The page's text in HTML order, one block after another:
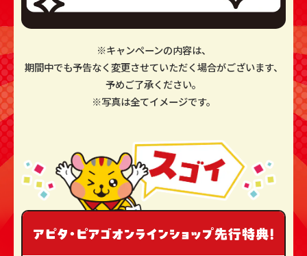
※キャンペーンの内容は、
期間中でも予告なく変更させていただく場合がございます、
予めご了承ください。
※写真は全てイメージです。